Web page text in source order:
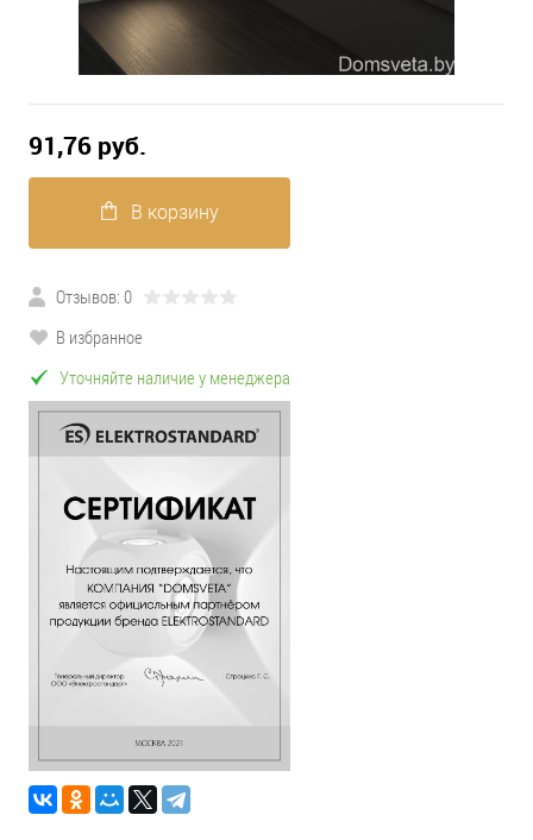
91,76 pуб.
В корзину
Отзывов: 0
В избранное
Уточняйте наличие у менеджера